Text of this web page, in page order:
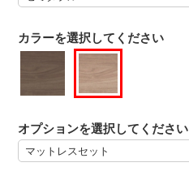
カラーを選択してください
オプションを選択してください